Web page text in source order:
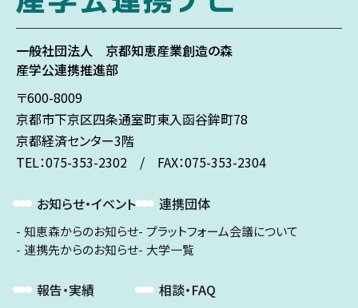
一般社団法人 京都知恵産業創造の森
産学公連携推進部
〒600-8009
京都市下京区四条通室町東入函谷鉾町78
京都経済センター3階
TEL：075-353-2302 / FAX：075-353-2304
お知らせ・イベント
知恵森からのお知らせ
連携先からのお知らせ
報告・実績
連携団体
プラットフォーム会議について
大学一覧
相談・FAQ